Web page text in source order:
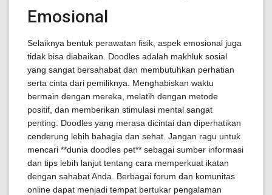
Emosional
Selaiknya bentuk perawatan fisik, aspek emosional juga
tidak bisa diabaikan. Doodles adalah makhluk sosial
yang sangat bersahabat dan membutuhkan perhatian
serta cinta dari pemiliknya. Menghabiskan waktu
bermain dengan mereka, melatih dengan metode
positif, dan memberikan stimulasi mental sangat
penting. Doodles yang merasa dicintai dan diperhatikan
cenderung lebih bahagia dan sehat. Jangan ragu untuk
mencari **dunia doodles pet** sebagai sumber informasi
dan tips lebih lanjut tentang cara memperkuat ikatan
dengan sahabat Anda. Berbagai forum dan komunitas
online dapat menjadi tempat bertukar pengalaman